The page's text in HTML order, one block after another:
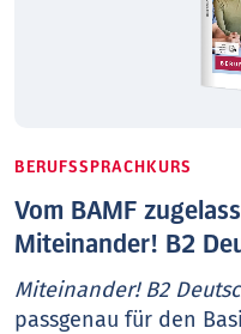
BERUFSSPRACHKURS
Vom BAMF
Miteinander! B2
Miteinander! B2
passgenau für den